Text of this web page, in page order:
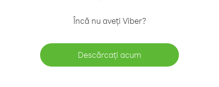
Încă nu aveți Viber?
Descărcați acum